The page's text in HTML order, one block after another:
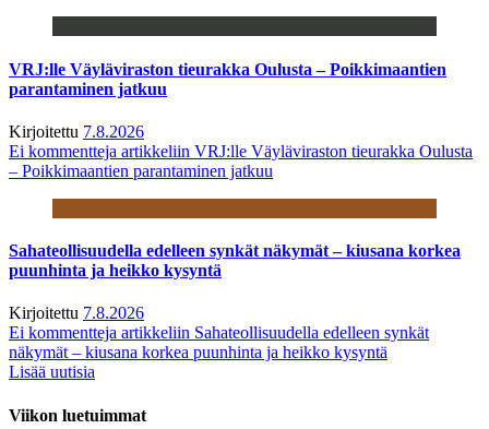
VRJ:lle Väyläviraston tieurakka Oulusta – Poikkimaantien
parantaminen jatkuu
Kirjoitettu 7.8.2026
Ei kommentteja artikkeliin VRJ:lle Väyläviraston tieurakka Oulusta
– Poikkimaantien parantaminen jatkuu
Sahateollisuudella edelleen synkät näkymät – kiusana korkea
puunhinta ja heikko kysyntä
Kirjoitettu 7.8.2026
Ei kommentteja artikkeliin Sahateollisuudella edelleen synkät
näkymät – kiusana korkea puunhinta ja heikko kysyntä
Lisää uutisia
Viikon luetuimmat